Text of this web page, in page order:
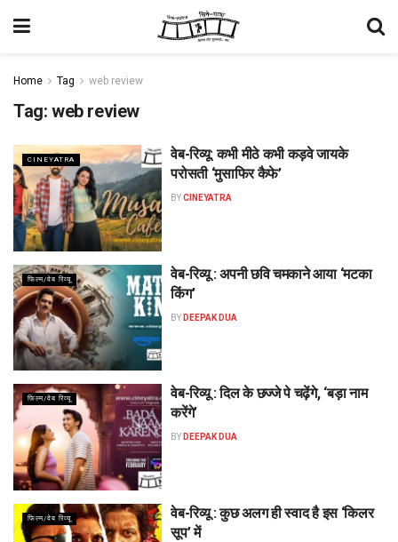
Home Tag web review
Tag: web review
CINEYATRA
वेब-रिव्यू: कभी मीठे कभी कड़वे जायके
परोसती ‘मुसाफिर कैफे’
BYCINEYATRA
फिल्म/वेब रिव्यू
वेब-रिव्यू : अपनी छवि चमकाने आया ‘मटका
किंग’
BY DEEPAK DUA
फिल्म/वेब रिव्यू
वेब-रिव्यू : दिल के छज्जे पे चढ़ेंगे, ‘बड़ा नाम
करेंगे’
BY DEEPAK DUA
फिल्म/वेब रिव्यू
वेब-रिव्यू : कुछ अलग ही स्वाद है इस ‘किलर
सूप’ में